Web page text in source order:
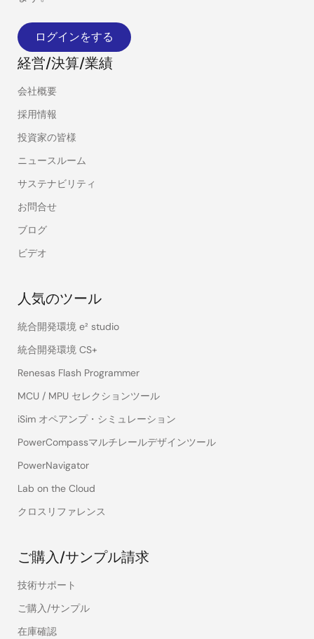
ログインをする
経営/決算/業績
会社概要
採用情報
投資家の皆様
ニュースルーム
サステナビリティ
お問合せ
ブログ
ビデオ
人気のツール
統合開発環境 e² studio
統合開発環境 CS+
Renesas Flash Programmer
MCU / MPU セレクションツール
iSim オペアンプ・シミュレーション
PowerCompassマルチレールデザインツール
PowerNavigator
Lab on the Cloud
クロスリファレンス
ご購入/サンプル請求
技術サポート
ご購入/サンプル
在庫確認